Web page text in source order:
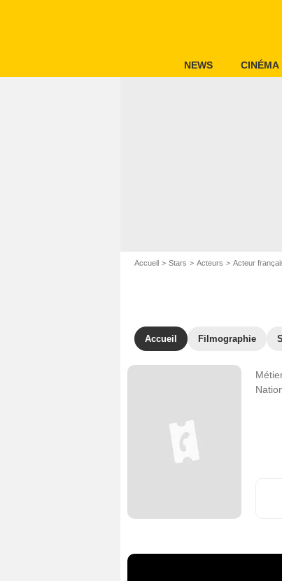
NEWS CINÉMA
Accueil Stars Acteurs Acteur
Accueil Filmographie